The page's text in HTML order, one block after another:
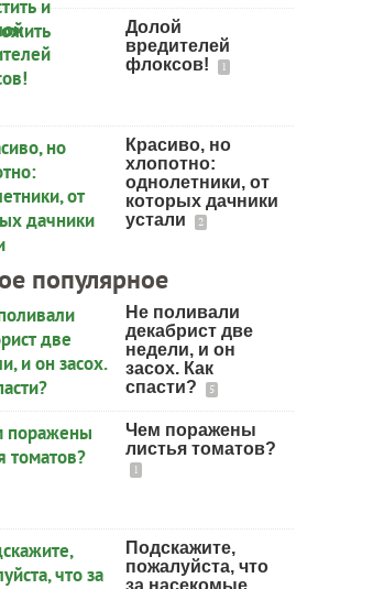
Долой
вредителей
флоксов!
1
Красиво, но
хлопотно:
однолетники, от
которых дачники
устали
2
популярное
Не поливали
декабрист две
недели, и он
засох. Как
спасти?
5
Чем поражены
листья томатов?
1
Подскажите,
пожалуйста, что
за насекомые